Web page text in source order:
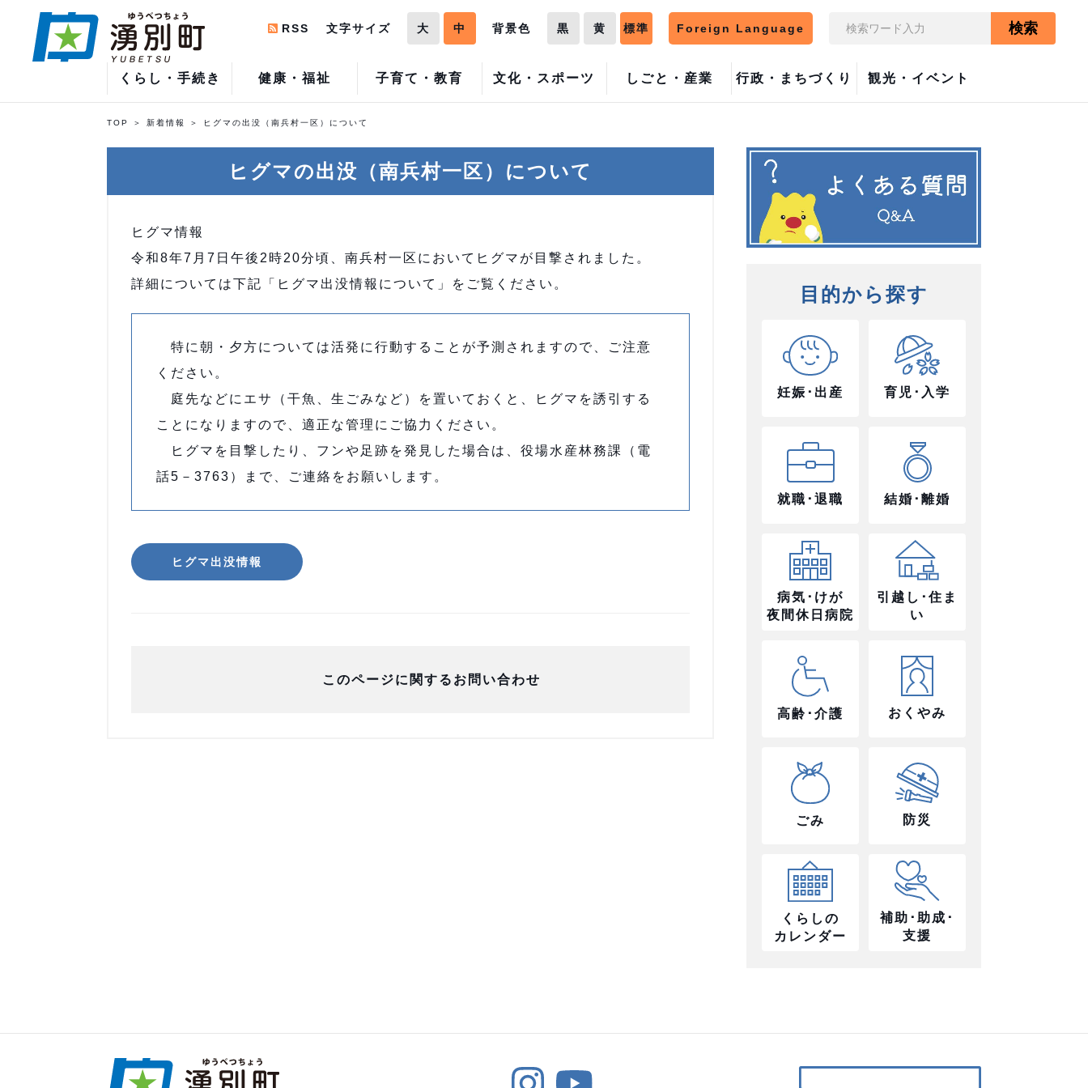
くらし・手続き 健康・福祉 子育て・教育 文化・スポーツ しごと・産業 行政・まちづくり 観光・イベント
RSS 文字サイズ 大 中 背景色 黒 黄 標準 Foreign Language 検索
TOP 新着情報 ヒグマの出没（南兵村一区）について
ヒグマの出没（南兵村一区）について
ヒグマ情報
令和8年7月7日午後2時20分頃、南兵村一区においてヒグマが目撃されました。
詳細については下記「ヒグマ出没情報について」をご覧ください。
特に朝・夕方については活発に行動することが予測されますので、ご注意
ください。
庭先などにエサ（干魚、生ごみなど）を置いておくと、ヒグマを誘引する
ことになりますので、適正な管理にご協力ください。
ヒグマを目撃したり、フンや足跡を発見した場合は、役場水産林務課（電
話5－3763）まで、ご連絡をお願いします。
ヒグマ出没情報
このページに関するお問い合わせ
目的から探す
妊娠･出産 育児･入学
就職･退職 結婚･離婚
病気･けが
夜間休日病院
引越し･住ま
い
高齢･介護 おくやみ
ごみ 防災
くらしの
カレンダー
補助･助成･
支援